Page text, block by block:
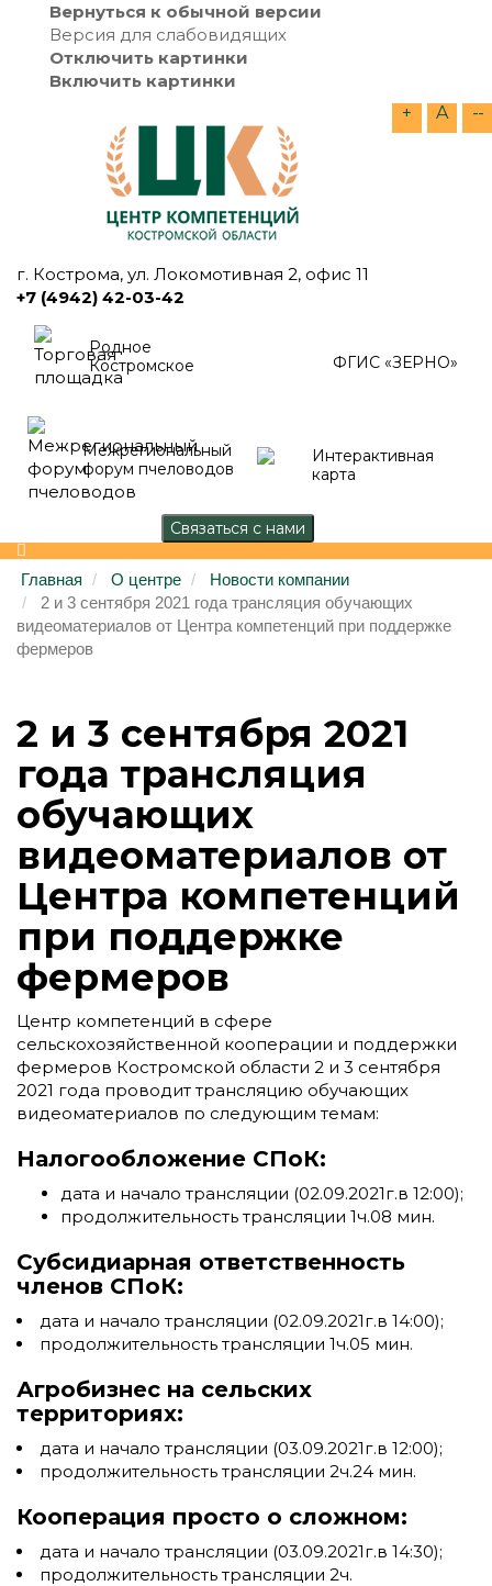
Вернуться к обычной версии
Версия для слабовидящих
Отключить картинки
Включить картинки
+
A --
г. Кострома, ул. Локомотивная 2, офис 11
+7 (4942) 42-03-42
Родное
Костромское
ФГИС «ЗЕРНО»
Межрегиональный
форум пчеловодов
Интерактивная
карта
Главная О центре
Новости компании
2 и 3 сентября 2021 года трансляция обучающих
видеоматериалов от Центра компетенций при поддержке
фермеров
2 и 3 сентября 2021
года трансляция
обучающих
видеоматериалов от
Центра компетенций
при поддержке
фермеров
Центр компетенций в сфере
сельскохозяйственной кооперации и поддержки
фермеров Костромской области 2 и 3 сентября
2021 года проводит трансляцию обучающих
видеоматериалов по следующим темам:
Налогообложение СПоК:
дата и начало трансляции (02.09.2021г.в 12:00);
продолжительность трансляции 1ч.08 мин.
Субсидиарная ответственность
членов СПоК:
дата и начало трансляции (02.09.2021г.в 14:00);
продолжительность трансляции 1ч.05 мин.
Агробизнес на сельских
территориях:
дата и начало трансляции (03.09.2021г.в 12:00);
продолжительность трансляции 2ч.24 мин.
Кооперация просто о сложном:
дата и начало трансляции (03.09.2021г.в 14:30);
продолжительность трансляции 2ч.